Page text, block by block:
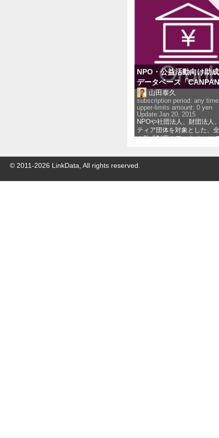
事業の一部を国が補助する
り、伝統的工芸品産業の振
ことを目的としています。
NPO・公益活動向け助
データベース「
山田泰久
subscription period: any time
upper-limits amount: 0 yen
Update:Jan 20, 2015
NPOや社団法人、財団法人
ティア団体を対象とした、
の助成制度のデータベース
度を掲載しています。 また
に募集された助成制度を検
© 2011-2026 LinkData, All rights reserved.